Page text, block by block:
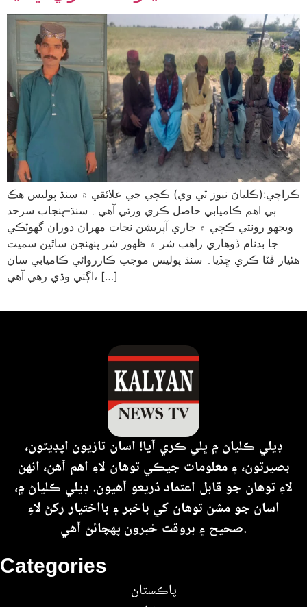
ڪراچي:(ڪلياڻ نيوز ٽي وي) ڪچي جي علائقي ۾ سنڌ پوليس هڪ
ٻي اهم ڪاميابي حاصل ڪري ورتي آهي۔ سنڌ–پنجاب سرحد
ويجهو رونتي ڪچي ۾ جاري آپريشن نجات مهران دوران گهوٽڪي
جا بدنام ڏوهاري راهب شر ۽ ظهور شر پنهنجن ساٿين سميت
هٿيار ڦٽا ڪري ڇڏيا۔ سنڌ پوليس موجب ڪارروائي ڪاميابي سان
اڳتي وڌي رهي آهي، […]
Categories
پاڪستان
ڊيلي ڪلياڻ ۾ ڀلي ڪري آيا! اسان تازيون اپڊيٽون،
بصيرتون، ۽ معلومات جيڪي توهان لاءِ اهم آهن، انهن
لاءِ توهان جو قابل اعتماد ذريعو آهيون. ڊيلي ڪلياڻ ۾،
اسان جو مشن توهان کي باخبر ۽ بااختيار رکڻ لاءِ
صحيح ۽ بروقت خبرون پهچائڻ آهي.